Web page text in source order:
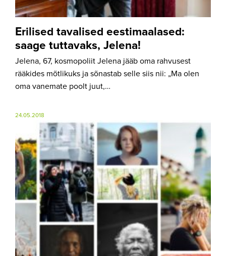
Erilised tavalised eestimaalased:
saage tuttavaks, Jelena!
Jelena, 67, kosmopoliit Jelena jääb oma rahvusest
rääkides mõtlikuks ja sõnastab selle siis nii: „Ma olen
oma vanemate poolt juut,…
24.05.2018